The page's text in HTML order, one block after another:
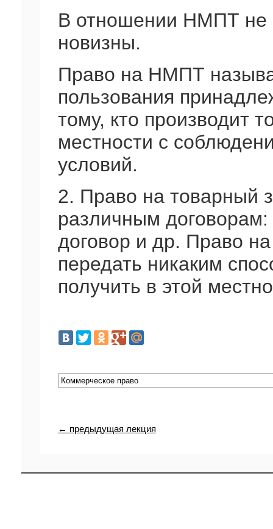
В отношении НМПТ не
новизны.
Право на НМПТ
пользования
тому, кто производит
местности с
условий.
2. Право на товарный
различным
договор и др. Право
передать никаким
получить в этой
← предыдущая лекция